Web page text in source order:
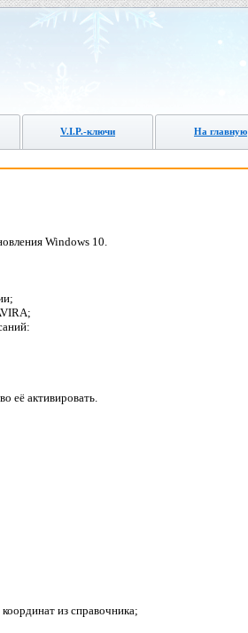
V.I.P.-ключи На главную
Windows 10.
её активировать.
из справочника;